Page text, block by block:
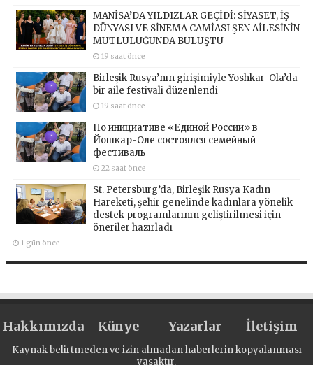
MANİSA’DA YILDIZLAR GEÇİDİ: SİYASET, İŞ
DÜNYASI VE SİNEMA CAMİASI ŞEN AİLESİNİN
MUTLULUĞUNDA BULUŞTU
19 saat önce
Birleşik Rusya’nın girişimiyle Yoshkar-Ola’da
bir aile festivali düzenlendi
19 saat önce
По инициативе «Единой России» в
Йошкар-Оле состоялся семейный
фестиваль
22 saat önce
St. Petersburg’da, Birleşik Rusya Kadın
Hareketi, şehir genelinde kadınlara yönelik
destek programlarının geliştirilmesi için
öneriler hazırladı
1 gün önce
Hakkımızda Künye Yazarlar İletişim
Kaynak belirtmeden ve izin almadan haberlerin kopyalanması
yasaktır.